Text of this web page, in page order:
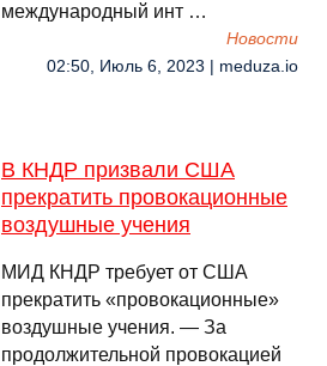
международный инт …
Новости
02:50, Июль 6, 2023 | meduza.io
В КНДР призвали США
прекратить провокационные
воздушные учения
МИД КНДР требует от США
прекратить «провокационные»
воздушные учения. — За
продолжительной провокацией